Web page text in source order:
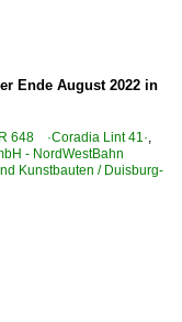
Ende August 2022 in
648 ·Coradia Lint 41·,
- NordWestBahn
Kunstbauten / Duisburg-